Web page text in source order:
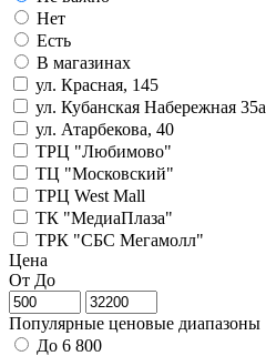
Нет
Есть
В магазинах
ул. Красная, 145
ул. Кубанская Набережная 35а
ул. Атарбекова, 40
ТРЦ "Любимово"
ТЦ "Московский"
ТРЦ West Mall
ТК "МедиаПлаза"
ТРК "СБС Мегамолл"
Цена
От До
Популярные ценовые диапазоны
До 6 800